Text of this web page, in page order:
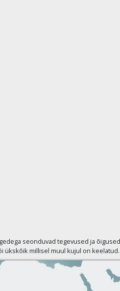
seonduvad tegevused ja
ükskõik millisel muul kujul on keelatud.